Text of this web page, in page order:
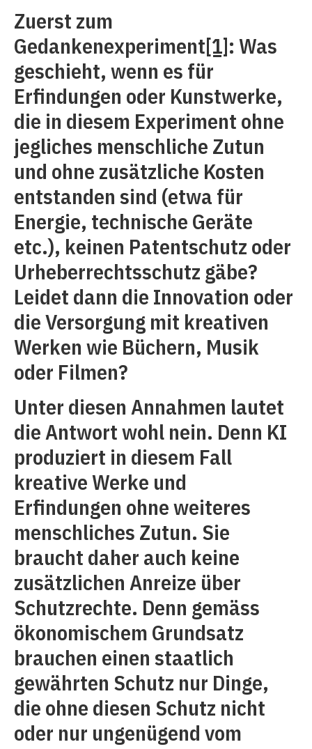
Zuerst zum
Gedankenexperiment[1]: Was
geschieht, wenn es für
Erfindungen oder Kunstwerke,
die in diesem Experiment ohne
jegliches menschliche Zutun
und ohne zusätzliche Kosten
entstanden sind (etwa für
Energie, technische Geräte
etc.), keinen Patentschutz oder
Urheberrechtsschutz gäbe?
Leidet dann die Innovation oder
die Versorgung mit kreativen
Werken wie Büchern, Musik
oder Filmen?
Unter diesen Annahmen lautet
die Antwort wohl nein. Denn KI
produziert in diesem Fall
kreative Werke und
Erfindungen ohne weiteres
menschliches Zutun. Sie
braucht daher auch keine
zusätzlichen Anreize über
Schutzrechte. Denn gemäss
ökonomischem Grundsatz
brauchen einen staatlich
gewährten Schutz nur Dinge,
die ohne diesen Schutz nicht
oder nur ungenügend vom